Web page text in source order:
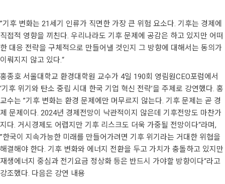
”기후 변화는 21세기 인류가 직면한 가장 큰 위험 요소다. 기후는 경제에
직접적 영향을 끼친다. 우리나라도 기후 문제에 공감은 하고 있지만 어떠
한 대응 전략을 구체적으로 만들어낼 것인지 그 방향에 대해서는 동의가
이뤄지지 않고 있다.“
홍종호 서울대학교 환경대학원 교수가 4일 190회 영림원CEO포럼에서
‘기후 위기와 탄소 중립 시대 한국 기업 혁신 전략’을 주제로 강연했다. 홍
교수는 ”기후 변화는 환경 문제에만 머무르지 않는다. 기후 문제는 곧 경
제 문제이다. 2024년 경제전망이 낙관적이지 않은데 기후전망도 마찬가
지다. 거시경제도 어렵지만 기후 리스크도 더욱 가중될 전망이다“라며,
”한국이 지속가능한 미래를 만들어가려면 기후 위기라는 거대한 위협을
해결해야 한다. 기후 변화와 에너지 전환을 두고 가치가 충돌하고 있지만
재생에너지 중심과 전기요금 정상화 등은 반드시 가야할 방향이다“라고
강조했다. 다음은 강연 내용